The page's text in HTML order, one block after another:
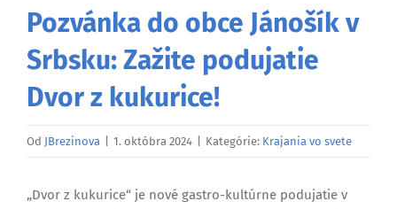
Pozvánka do obce Jánošík v
Srbsku: Zažite podujatie
Dvor z kukurice!
Od JBrezinova 1. októbra 2024 Kategórie: Krajania vo svete
„Dvor z kukurice“ je nové gastro-kultúrne podujatie v